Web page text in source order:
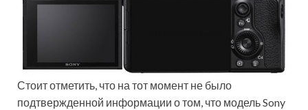
Стоит отметить, что на тот момент не было
подтвержденной информации о том, что модель Sony